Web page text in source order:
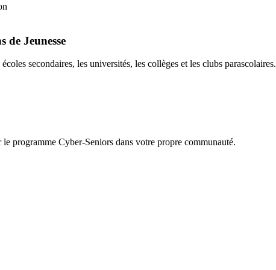
de Jeunesse
secondaires, les universités, les collèges et les clubs parascolaires.
programme Cyber-Seniors dans votre propre communauté.